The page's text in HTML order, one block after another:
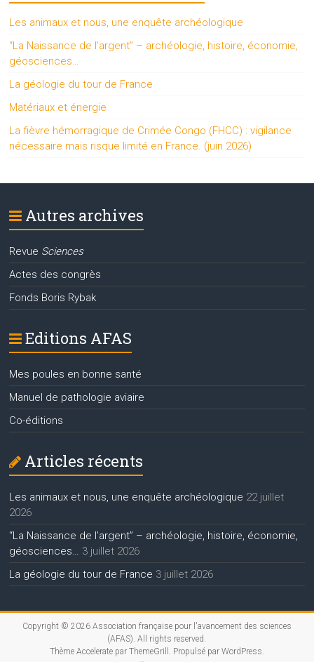
Les animaux et nous, une enquête archéologique
“La Naissance de l’argent” – archéologie, histoire, économie,
géosciences…
La géologie du tour de France
Matériaux et énergie
La fièvre hémorragique de Crimée Congo (FHCC) : vigilance
nécessaire mais risque limité en France. (juin 2026)
Autres archives
Revue Sciences
Actes des congrès
Fonds Boris Rybak
Editions AFAS
Mes poules en bonne santé
Manuel de pathologie aviaire
Co-éditions
Articles récents
Les animaux et nous, une enquête archéologique 22 juillet
2026
“La Naissance de l’argent” – archéologie, histoire, économie,
géosciences… 3 juillet 2026
La géologie du tour de France 3 juillet 2026
Copyright © 2026 Association française pour l'avancement des sciences
(AFAS). All rights reserved.
Thème Acceleratepar ThemeGrill. Propulsé par WordPress.